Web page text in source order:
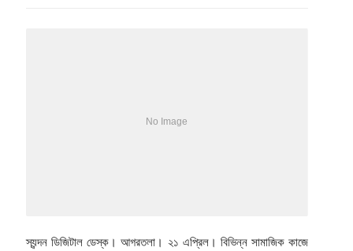
স্যন্দন ডিজিটাল ডেস্ক। আগরতলা। ২১ এপ্রিল। বিভিন্ন সামাজিক কাজে